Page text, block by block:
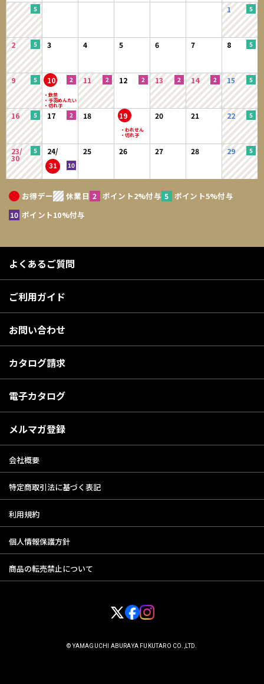
1
2 3 4 5 6 7 8
9 10 11 12 13 14 15
16 17 18 19 20 21 22
23/
30
24/
31
25 26 27 28 29
お得デー 休業日 ポイント2%付与
ポイント5%付与
ポイント10%付与
よくあるご質問
ご利用ガイド
お問い合わせ
カタログ請求
電子カタログ
メルマガ登録
会社概要
特定商取引法に基づく表記
利用規約
個人情報保護方針
商品の転売禁止について
© YAMAGUCHI ABURAYA FUKUTARO CO.,LTD.